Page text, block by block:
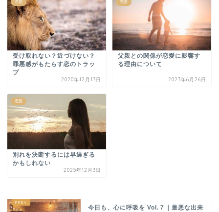
恋愛
受け取れない？近づけない？
罪悪感がもたらす恋のトラッ
プ
2020年12月17日
恋愛
父親との関係が恋愛に影響す
る理由について
2023年6月26日
恋愛
別れを決断するには早過ぎる
かもしれない
2025年12月3日
今日も、心に呼吸を Vol.７｜最悪な出来